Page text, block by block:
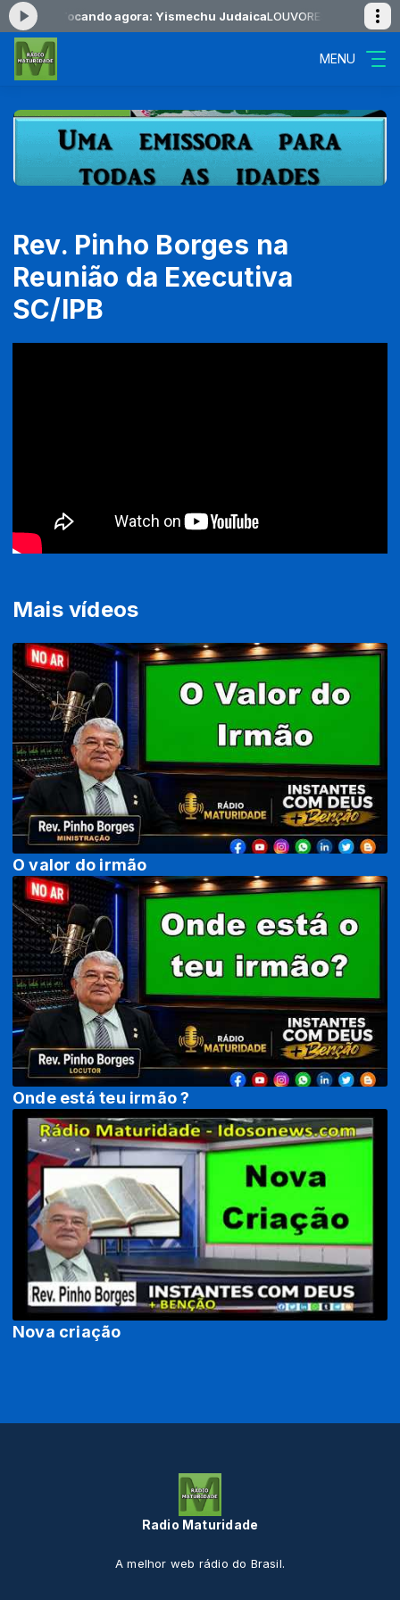
- Tocando agora: Yismechu JudaicaLOUVORES DO
MENU
Rev. Pinho Borges na
Reunião da Executiva
SC/IPB
Mais vídeos
O valor do irmão
Onde está teu irmão ?
Nova criação
Radio Maturidade
A melhor web rádio do Brasil.